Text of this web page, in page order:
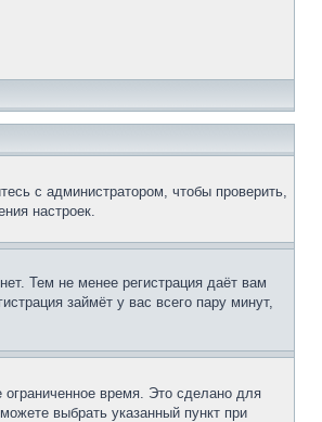
с администратором, чтобы проверить,
настроек.
Тем не менее регистрация даёт вам
займёт у вас всего пару минут,
время. Это сделано для
выбрать указанный пункт при